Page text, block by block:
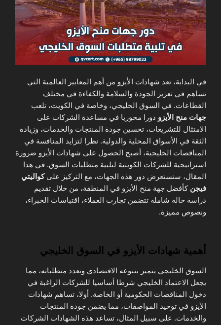
في البداية، تعد شهادات الأيزو من أهم المعايير العالمية التي
تساهم في تعزيز الجودة والسلامة والكفاءة في مختلف
القطاعات. في السوق الخليجي، وخاصة في الكويت، تلعب
جهات منح الأيزو دورا محوريا في مساعدة الشركات على
الامتثال للتشريعات، تحسين جودة المنتجات والخدمات، وزيادة
الثقة في الأسواق المحلية والدولية. نظرا لتزايد المنافسة في
المناقصات الخليجية، أصبح الحصول على شهادات الأيزو ضرورة
استراتيجية للشركات الكويتية لتلبية متطلبات السوق. في هذا
المقال، سنستعرض دور هذه الجهات، مع التركيز علىكواليتي
فيجن كأفضل جهة منح الأيزو في المنطقة، من خلال تقديم
دراسة حالة شاملة تتضمن تجارب العملاء، اقتباسات الخبراء،
ونصوص مميزة.
أهمية شهادات الأيزو في السوق الخليجي
السوق الخليجي يتميز بتنوعه الاقتصادي وتعدد متطلباته، مما
يجعل الاعتماد الخليجي شرطا أساسيا للشركات الراغبة في
دخول المناقصات الحكومية أو الخاصة. أولا، تساهم شهادات
الأيزو في توحيد المواصفات، مما يضمن جودة المنتجات
والخدمات. على سبيل المثال، تساعد هذه الشهادات الشركات